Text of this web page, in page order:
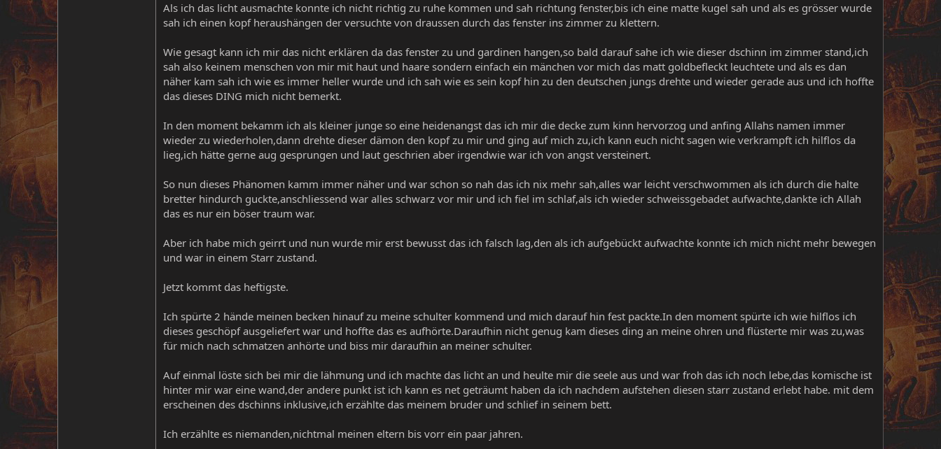
Als ich das licht ausmachte konnte ich nicht richtig zu ruhe kommen und sah richtung fenster,bis ich eine matte kugel sah und als es grösser wurde
sah ich einen kopf heraushängen der versuchte von draussen durch das fenster ins zimmer zu klettern.
Wie gesagt kann ich mir das nicht erklären da das fenster zu und gardinen hangen,so bald darauf sahe ich wie dieser dschinn im zimmer stand,ich
sah also keinem menschen von mir mit haut und haare sondern einfach ein mänchen vor mich das matt goldbefleckt leuchtete und als es dan
näher kam sah ich wie es immer heller wurde und ich sah wie es sein kopf hin zu den deutschen jungs drehte und wieder gerade aus und ich hoffte
das dieses DING mich nicht bemerkt.
In den moment bekamm ich als kleiner junge so eine heidenangst das ich mir die decke zum kinn hervorzog und anfing Allahs namen immer
wieder zu wiederholen,dann drehte dieser dämon den kopf zu mir und ging auf mich zu,ich kann euch nicht sagen wie verkrampft ich hilflos da
lieg,ich hätte gerne aug gesprungen und laut geschrien aber irgendwie war ich von angst versteinert.
So nun dieses Phänomen kamm immer näher und war schon so nah das ich nix mehr sah,alles war leicht verschwommen als ich durch die halte
bretter hindurch guckte,anschliessend war alles schwarz vor mir und ich fiel im schlaf,als ich wieder schweissgebadet aufwachte,dankte ich Allah
das es nur ein böser traum war.
Aber ich habe mich geirrt und nun wurde mir erst bewusst das ich falsch lag,den als ich aufgebückt aufwachte konnte ich mich nicht mehr bewegen
und war in einem Starr zustand.
Jetzt kommt das heftigste.
Ich spürte 2 hände meinen becken hinauf zu meine schulter kommend und mich darauf hin fest packte.In den moment spürte ich wie hilflos ich
dieses geschöpf ausgeliefert war und hoffte das es aufhörte.Daraufhin nicht genug kam dieses ding an meine ohren und flüsterte mir was zu,was
für mich nach schmatzen anhörte und biss mir daraufhin an meiner schulter.
Auf einmal löste sich bei mir die lähmung und ich machte das licht an und heulte mir die seele aus und war froh das ich noch lebe,das komische ist
hinter mir war eine wand,der andere punkt ist ich kann es net geträumt haben da ich nachdem aufstehen diesen starr zustand erlebt habe. mit dem
erscheinen des dschinns inklusive,ich erzählte das meinem bruder und schlief in seinem bett.
Ich erzählte es niemanden,nichtmal meinen eltern bis vorr ein paar jahren.